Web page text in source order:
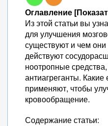
Оглавление
Из этой статьи вы
для улучшения
существуют и чем они
действуют
ноотропные
антиагреганты.
применяют, чтобы
кровообращение.
Содержание статьи: